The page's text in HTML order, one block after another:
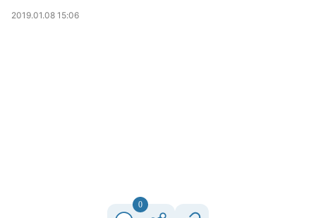
2019.01.08 15:06
0